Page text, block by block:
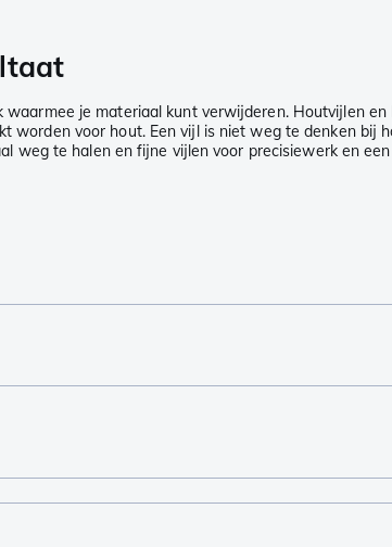
je materiaal kunt verwijderen. Houtvijlen
worden voor hout. Een vijl is niet weg te denken
weg te halen en fijne vijlen voor precisiewerk en